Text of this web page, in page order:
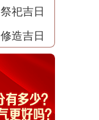
祭祀吉日
修造吉日